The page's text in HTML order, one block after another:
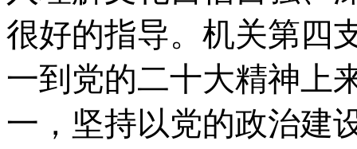
很好的指导。 机关第四
一到党的二十大精神上
一， 坚持以党的政治建